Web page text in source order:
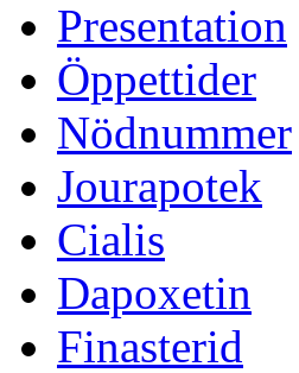
Presentation
Öppettider
Nödnummer
Jourapotek
Cialis
Dapoxetin
Finasterid